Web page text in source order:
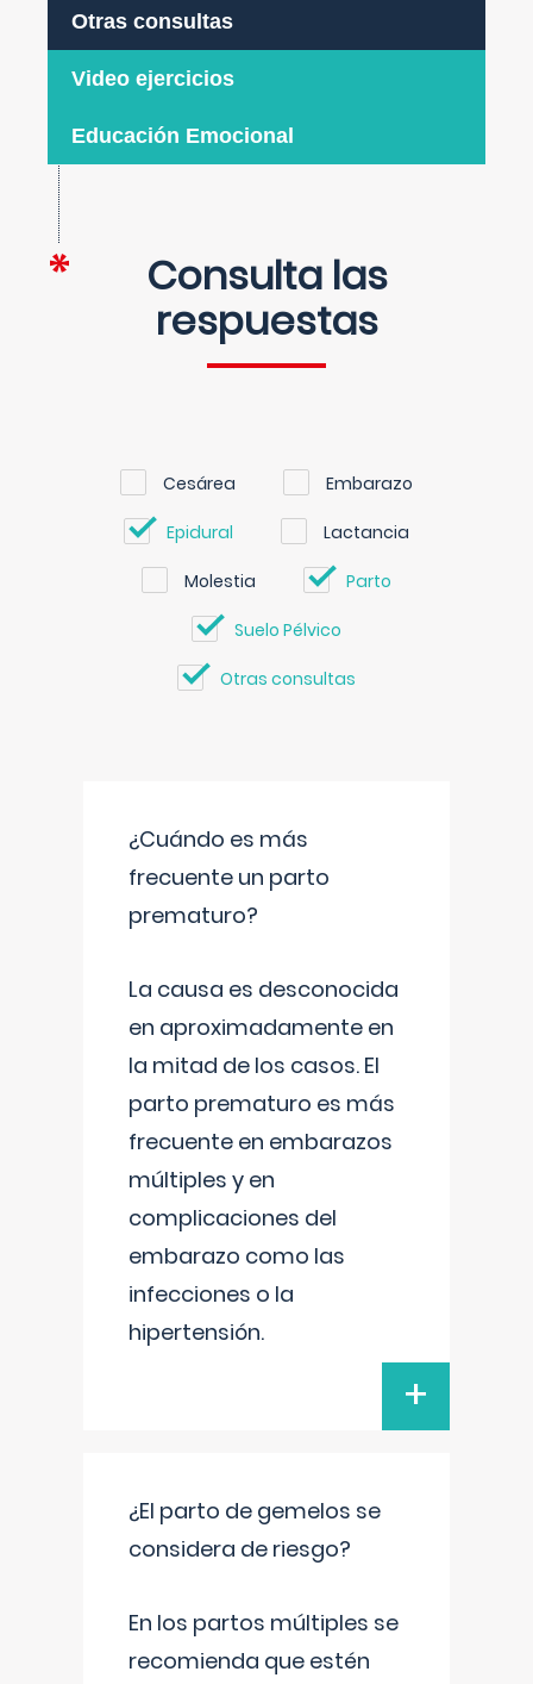
Otras consultas
Video ejercicios
Educación Emocional
Consulta las
respuestas
Cesárea Embarazo
Epidural Lactancia
Molestia Parto
Suelo Pélvico
Otras consultas
¿Cuándo es más
frecuente un parto
prematuro?
La causa es desconocida
en aproximadamente en
la mitad de los casos. El
parto prematuro es más
frecuente en embarazos
múltiples y en
complicaciones del
embarazo como las
infecciones o la
hipertensión.
+
¿El parto de gemelos se
considera de riesgo?
En los partos múltiples se
recomienda que estén